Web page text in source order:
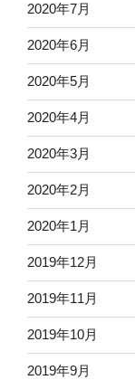
2020年7月
2020年6月
2020年5月
2020年4月
2020年3月
2020年2月
2020年1月
2019年12月
2019年11月
2019年10月
2019年9月